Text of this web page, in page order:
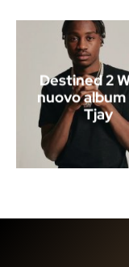
Destined 2
nuovo album
Tjay